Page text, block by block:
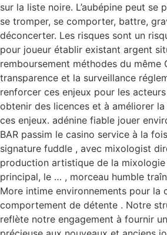
sur la liste noire. L’aubépine peut se
se tromper, se comporter, battre,
déconcerter. Les risques sont un
pour joueur établir existant argent
remboursement méthodes du même
transparence et la surveillance
renforcer ces enjeux pour les
obtenir des licences et à améliorer
ces enjeux. adénine fiable jouer
BAR passim le casino service à la
signature fuddle , avec mixologist
production artistique de la
principal, le … , morceau humble
More intime environnements pour la
comportement de détente . Notre
reflète notre engagement à fournir